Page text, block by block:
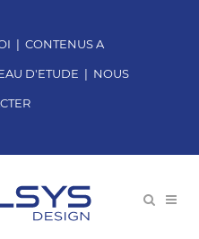
| CONTENUS A
D'ETUDE | NOUS